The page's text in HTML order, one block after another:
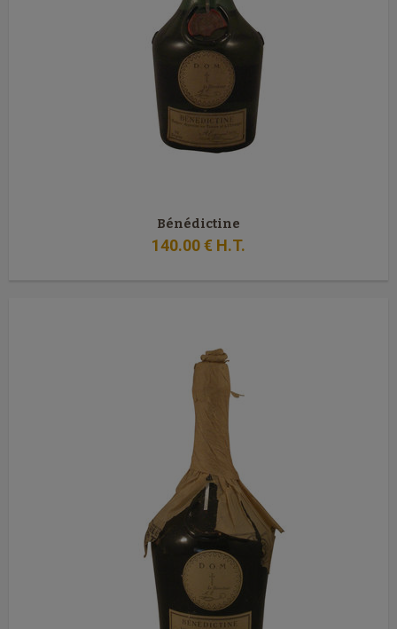
Bénédictine
140.00€ H.T.